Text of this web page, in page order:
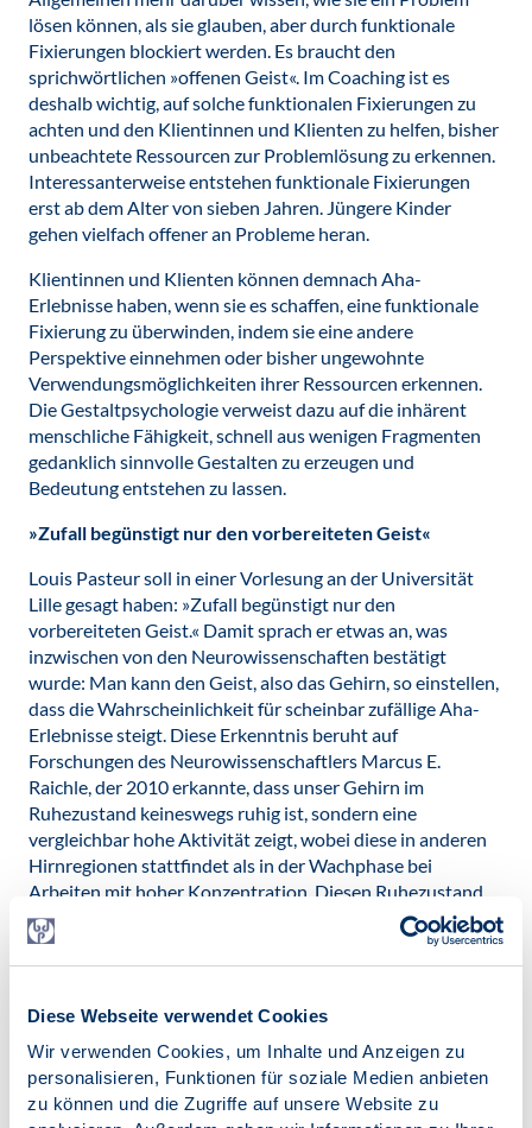
Diese Webseite verwendet Cookies
Wir verwenden Cookies, um Inhalte und Anzeigen zu
personalisieren, Funktionen für soziale Medien anbieten
zu können und die Zugriffe auf unsere Website zu
lösen können, als sie glauben, aber durch funktionale
Fixierungen blockiert werden. Es braucht den
sprichwörtlichen »offenen Geist«. Im Coaching ist es
deshalb wichtig, auf solche funktionalen Fixierungen zu
achten und den Klientinnen und Klienten zu helfen, bisher
unbeachtete Ressourcen zur Problemlösung zu erkennen.
Interessanterweise entstehen funktionale Fixierungen
erst ab dem Alter von sieben Jahren. Jüngere Kinder
gehen vielfach offener an Probleme heran.
Klientinnen und Klienten können demnach Aha-
Erlebnisse haben, wenn sie es schaffen, eine funktionale
Fixierung zu überwinden, indem sie eine andere
Perspektive einnehmen oder bisher ungewohnte
Verwendungsmöglichkeiten ihrer Ressourcen erkennen.
Die Gestaltpsychologie verweist dazu auf die inhärent
menschliche Fähigkeit, schnell aus wenigen Fragmenten
gedanklich sinnvolle Gestalten zu erzeugen und
Bedeutung entstehen zu lassen.
»Zufall begünstigt nur den vorbereiteten Geist«
Louis Pasteur soll in einer Vorlesung an der Universität
Lille gesagt haben: »Zufall begünstigt nur den
vorbereiteten Geist.« Damit sprach er etwas an, was
inzwischen von den Neurowissenschaften bestätigt
wurde: Man kann den Geist, also das Gehirn, so einstellen,
dass die Wahrscheinlichkeit für scheinbar zufällige Aha-
Erlebnisse steigt. Diese Erkenntnis beruht auf
Forschungen des Neurowissenschaftlers Marcus E.
Raichle, der 2010 erkannte, dass unser Gehirn im
Ruhezustand keineswegs ruhig ist, sondern eine
vergleichbar hohe Aktivität zeigt, wobei diese in anderen
Hirnregionen stattfindet als in der Wachphase bei
Arbeiten mit hoher Konzentration. Diesen Ruhezustand
nannte er »default mode network«.
Raichle nimmt an, dass dieser Zustand es ermöglicht,
gesehen überrascht es nicht, dass Archimedes seine
Heureka-Einsicht in der Badewanne hatte, in der er sich
wohl entspannen und bewusst nicht aktiv an seinen
Themen arbeiten wollte. Mit Raichle könnte man
annehmen, dass er dabei in seinem Gehirn das »default